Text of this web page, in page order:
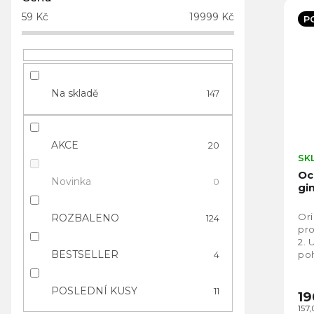
59 Kč 19999 Kč
Na skladě 147
AKCE 20
Novinka 0
ROZBALENO 124
BESTSELLER 4
POSLEDNÍ KUSY 11
2.